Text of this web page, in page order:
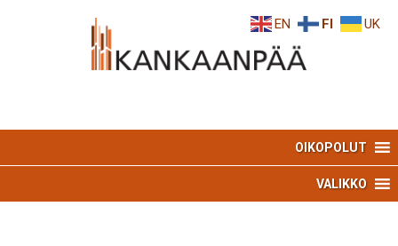
OIKOPOLUT
VALIKKO
EN FI UK